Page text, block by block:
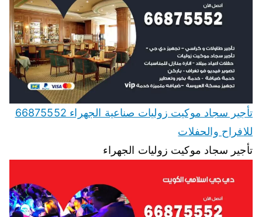
تأجير سجاد موكيت زوليات صناعية الجهراء 66875552
للافراح والحفلات
تأجير سجاد موكيت زوليات الجهراء